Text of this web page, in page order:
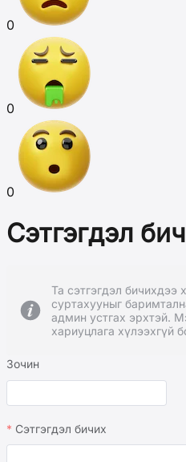
0
0
0
Сэтгэгдэл
Та сэтгэгдэл бичихдээ
суртахууныг
админ устгах эрхтэй.
хариуцлага хүлээхгүй
Зочин
Сэтгэгдэл бичих